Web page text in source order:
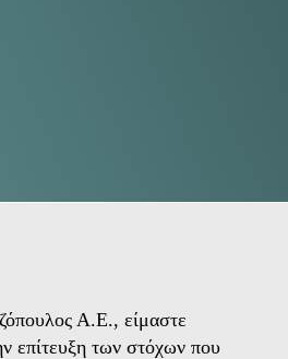
Α.Ε., είμαστε
επίτευξη των στόχων που